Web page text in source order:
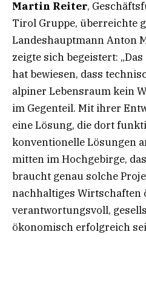
Martin Reiter,
Tirol Gruppe, überreichte
Landeshauptmann Anton
zeigte sich begeistert:
hat bewiesen, dass
alpiner Lebensraum kein
im Gegenteil. Mit ihrer
eine Lösung, die dort
konventionelle Lösungen
mitten im Hochgebirge,
braucht genau solche
nachhaltiges Wirtschaften
verantwortungsvoll,
ökonomisch erfolgreich